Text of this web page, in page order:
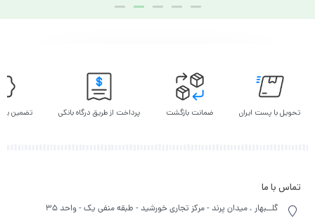
به
تحویل با پست ایران ضمانت بازگشت پرداخت از طریق درگاه بانکی تضمین
تماس با ما
گلــبهار ، میدان پرند - مرکز تجاری خورشید - طبقه منفی یک - واحد 35